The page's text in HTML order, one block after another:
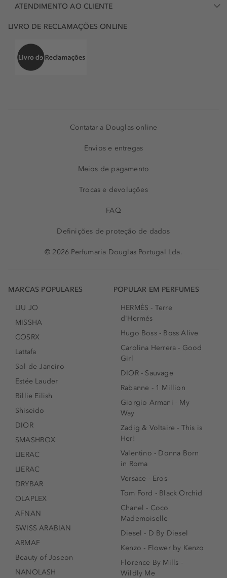
ATENDIMENTO AO CLIENTE
LIVRO DE RECLAMAÇÕES ONLINE
Contatar a Douglas online
Envios e entregas
Meios de pagamento
Trocas e devoluções
FAQ
Definições de proteção de dados
© 2026 Perfumaria Douglas Portugal Lda.
MARCAS POPULARES
LIU JO
MISSHA
COSRX
Lattafa
Sol de Janeiro
Estée Lauder
Billie Eilish
Shiseido
DIOR
SMASHBOX
LIERAC
LIERAC
DRYBAR
OLAPLEX
AFNAN
SWISS ARABIAN
ARMAF
Beauty of Joseon
NANOLASH
POPULAR EM PERFUMES
HERMÈS - Terre
d'Hermés
Hugo Boss - Boss Alive
Carolina Herrera - Good
Girl
DIOR - Sauvage
Rabanne - 1 Million
Giorgio Armani - My
Way
Zadig & Voltaire - This is
Her!
Valentino - Donna Born
in Roma
Versace - Eros
Tom Ford - Black Orchid
Chanel - Coco
Mademoiselle
Diesel - D By Diesel
Kenzo - Flower by Kenzo
Florence By Mills -
Wildly Me